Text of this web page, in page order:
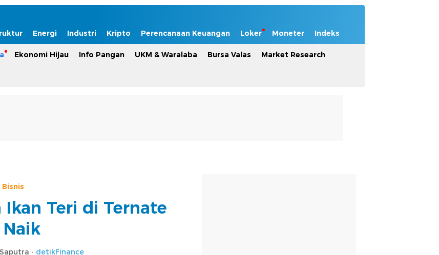
Energi Industri Kripto Perencanaan Keuangan Loker Moneter Indeks
Ekonomi Hijau Info Pangan UKM & Waralaba Bursa Valas Market Research
Ikan Teri di Ternate
- detikFinance